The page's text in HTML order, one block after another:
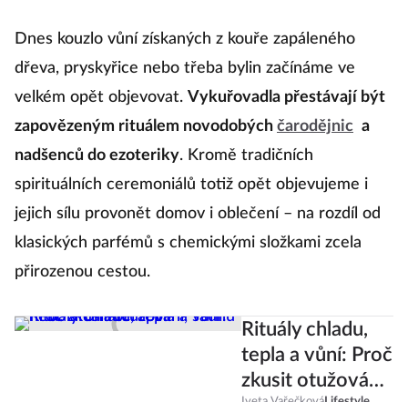
Dnes kouzlo vůní získaných z kouře zapáleného
dřeva, pryskyřice nebo třeba bylin začínáme ve
velkém opět objevovat. Vykuřovadla přestávají být
zapovězeným rituálem novodobých čarodějnic a
nadšenců do ezoteriky. Kromě tradičních
spirituálních ceremoniálů totiž opět objevujeme i
jejich sílu provonět domov i oblečení – na rozdíl od
klasických parfémů s chemickými složkami zcela
přirozenou cestou.
Rituály chladu,
tepla a vůní: Proč
zkusit otužování,